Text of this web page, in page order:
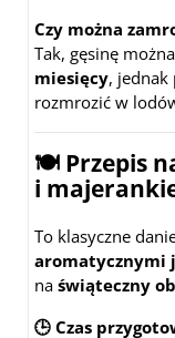
Czy można
Tak, gęsinę można
miesięcy, jednak
rozmrozić w
🍽 Przepis
i
To klasyczne
aromatycznymi
na świąteczny
🕒 Czas